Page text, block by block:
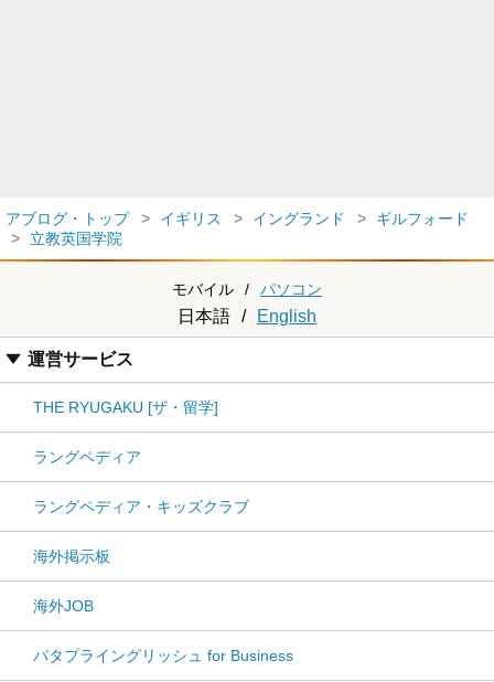
アブログ・トップ イギリス イングランド
ギルフォード
立教英国学院
モバイル / パソコン
日本語 / English
運営サービス
THE RYUGAKU [ザ・留学]
ラングペディア
ラングペディア・キッズクラブ
海外掲示板
海外JOB
パタプライングリッシュ for Business